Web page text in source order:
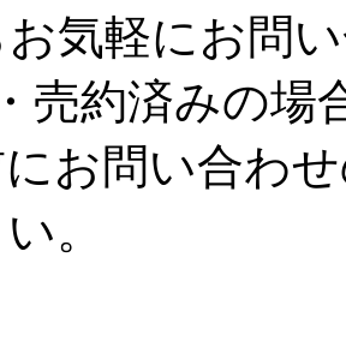
お気軽にお問
売約済みの場
お問い合わ
。